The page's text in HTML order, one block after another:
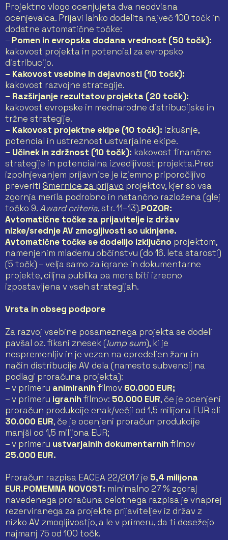
Projektno vlogo ocenjujeta dva neodvisna
ocenjevalca. Prijavi lahko dodelita največ 100 točk in
dodatne avtomatične točke:
– Pomen in evropska dodana vrednost (50 točk):
kakovost projekta in potencial za evropsko
distribucijo.
– Kakovost vsebine in dejavnosti (10 točk):
kakovost razvojne strategije.
– Razširjanje rezultatov projekta (20 točk):
kakovost evropske in mednarodne distribucijske in
tržne strategije.
– Kakovost projektne ekipe (10 točk): izkušnje,
potencial in ustreznost ustvarjalne ekipe.
– Učinek in zdržnost (10 točk): kakovost finančne
strategije in potencialna izvedljivost projekta.Pred
izpolnjevanjem prijavnice je izjemno priporočljivo
preveriti Smernice za prijavo projektov, kjer so vsa
zgornja merila podrobno in natančno razložena (glej
točko 9.Award criteria, str. 11–13).POZOR:
Avtomatične točke za prijavitelje iz držav
nizke/srednje AV zmogljivosti so ukinjene.
Avtomatične točke se dodelijo izključno projektom,
namenjenim mlademu občinstvu (do 16. leta starosti)
(5 točk) – velja samo za igrane in dokumentarne
projekte, ciljna publika pa mora biti izrecno
izpostavljena v vseh strategijah.
Vrsta in obseg podpore
Za razvoj vsebine posameznega projekta se dodeli
pavšal oz. fiksni znesek (lump sum), ki je
nespremenljiv in je vezan na opredeljen žanr in
način distribucije AV dela (namesto subvencij na
podlagi proračuna projekta):
– v primeru animiranihfilmov 60.000 EUR;
– v primeru igranihfilmov: 50.000 EUR, če je ocenjeni
proračun produkcije enak/večji od 1,5 milijona EUR ali
30.000 EUR, če je ocenjeni proračun produkcije
manjši od 1,5 milijona EUR;
– v primeru ustvarjalnih dokumentarnihfilmov
25.000 EUR.
Proračun razpisa EACEA 22/2017 je 5,4 milijona
EUR.POMEMNA NOVOST: minimalno 27 % zgoraj
navedenega proračuna celotnega razpisa je vnaprej
rezerviranega za projekte prijaviteljev iz držav z
nizko AV zmogljivostjo, a le v primeru, da ti dosežejo
najmanj 75 od 100 točk.